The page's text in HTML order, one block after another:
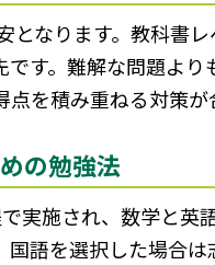
となります。教科書
です。難解な問題よ
を積み重ねる対策が
の勉強法
実施され、数学と英
語を選択した場合